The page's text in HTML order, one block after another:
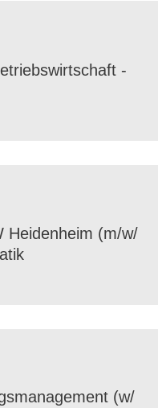
-
Heiden­heim (m/​w/​
(w/​